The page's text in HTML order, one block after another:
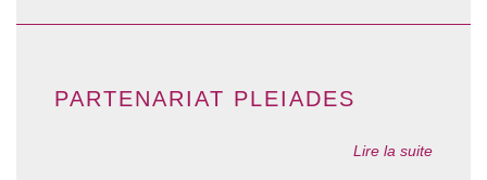
PARTENARIAT PLEIADES
Lire la suite